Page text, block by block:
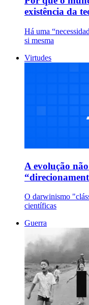
existência da
Há uma
si mesma
Virtudes
A evolução
O darwinismo
científicas
Guerra